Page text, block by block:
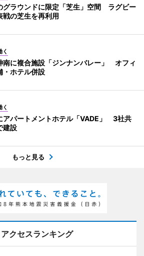
グラウンドに限定「芝生」空間 ラグビー
戦の芝生を再利用
く
南に複合施設「ジンナンバレー」 オフィ
・ホテル併設
く
アパートメントホテル「VADE」 3社共
建設
もっと見る
アクセスランキング